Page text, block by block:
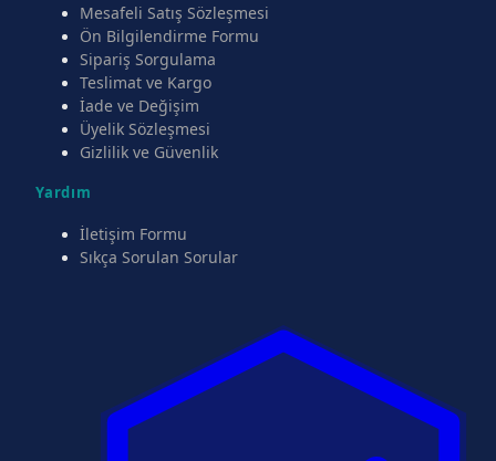
Mesafeli Satış Sözleşmesi
Ön Bilgilendirme Formu
Sipariş Sorgulama
Teslimat ve Kargo
İade ve Değişim
Üyelik Sözleşmesi
Gizlilik ve Güvenlik
Yardım
İletişim Formu
Sıkça Sorulan Sorular